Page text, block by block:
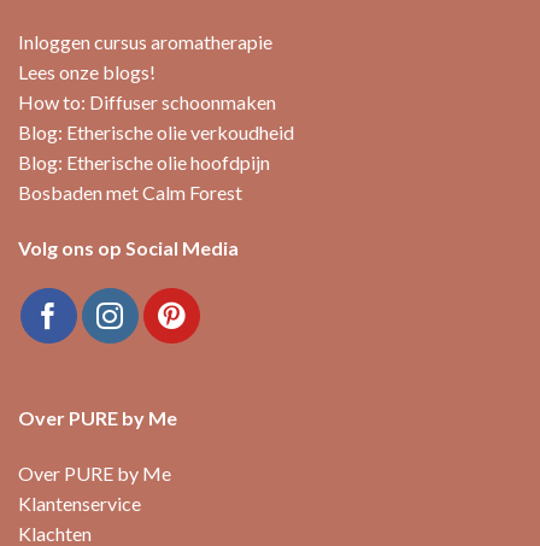
Inloggen cursus aromatherapie
Lees onze blogs!
How to: Diffuser schoonmaken
Blog: Etherische olie verkoudheid
Blog: Etherische olie hoofdpijn
Bosbaden met Calm Forest
Volg ons op Social Media
Over PURE by Me
Over PURE by Me
Klantenservice
Klachten